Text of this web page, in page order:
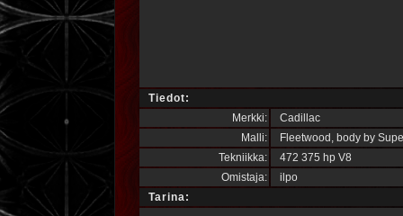
Tiedot:
Merkki:
Cadillac
Malli:
Fleetwood, body by
Tekniikka:
472 375 hp V8
Omistaja:
ilpo
Tarina: